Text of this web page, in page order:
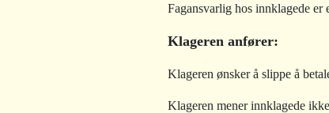
Fagansvarlig hos innklagede er
Klageren anfører:
Klageren ønsker å slippe å
Klageren mener innklagede